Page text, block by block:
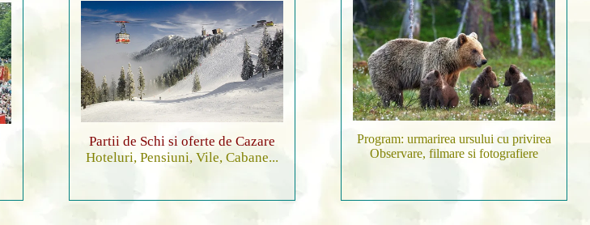
Partii de Schi si oferte de Cazare
Hoteluri, Pensiuni, Vile, Cabane...
Program: urmarirea ursului cu privirea
Observare, filmare si fotografiere